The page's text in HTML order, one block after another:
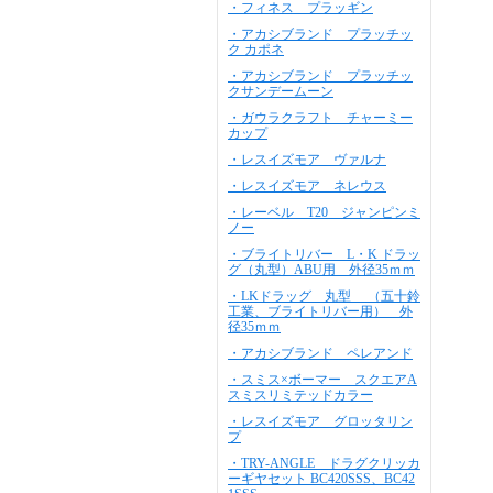
・フィネス プラッギン
・アカシブランド プラッチッ
ク カポネ
・アカシブランド プラッチッ
クサンデームーン
・ガウラクラフト チャーミー
カップ
・レスイズモア ヴァルナ
・レスイズモア ネレウス
・レーベル T20 ジャンピンミ
ノー
・ブライトリバー L・K ドラッ
グ（丸型）ABU用 外径35ｍｍ
・LKドラッグ 丸型 （五十鈴
工業、ブライトリバー用） 外
径35ｍｍ
・アカシブランド ペレアンド
・スミス×ボーマー スクエアA
スミスリミテッドカラー
・レスイズモア グロッタリン
プ
・TRY-ANGLE ドラグクリッカ
ーギヤセット BC420SSS、BC42